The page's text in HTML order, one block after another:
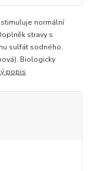
stimuluje normální
stravy s
sulfát sodného,
Biologicky
popis